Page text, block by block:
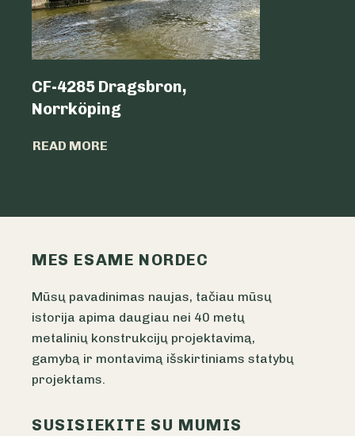
CF-4285 Dragsbron,
Norrköping
READ MORE
MES ESAME NORDEC
Mūsų pavadinimas naujas, tačiau mūsų
istorija apima daugiau nei 40 metų
metalinių konstrukcijų projektavimą,
gamybą ir montavimą išskirtiniams statybų
projektams.
SUSISIEKITE SU MUMIS